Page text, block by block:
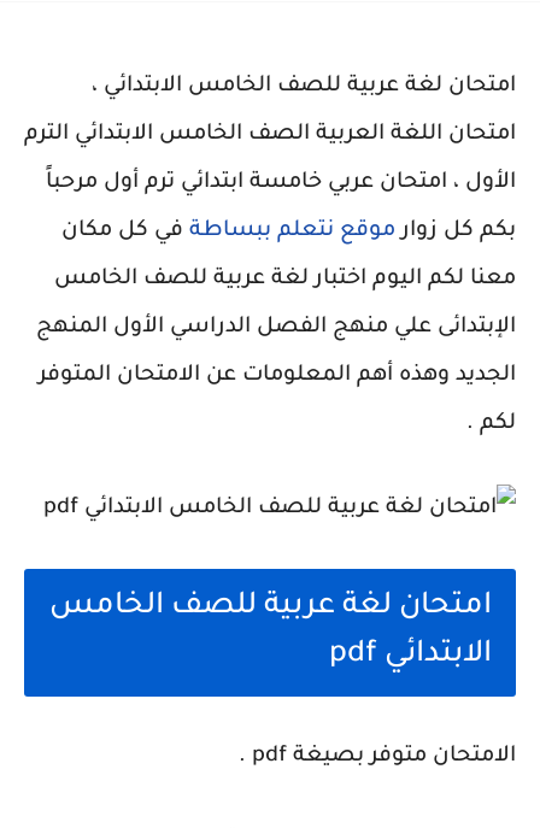
امتحان لغة عربية للصف الخامس الابتدائي ،
امتحان اللغة العربية الصف الخامس الابتدائي الترم
الأول ، امتحان عربي خامسة ابتدائي ترم أول مرحباً
بكم كل زوار موقع نتعلم ببساطة في كل مكان
معنا لكم اليوم اختبار لغة عربية للصف الخامس
الإبتدائى علي منهج الفصل الدراسي الأول المنهج
الجديد وهذه أهم المعلومات عن الامتحان المتوفر
لكم .
امتحان لغة عربية للصف الخامس
الابتدائي pdf
الامتحان متوفر بصيغة pdf .